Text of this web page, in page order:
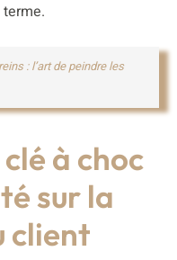
: l’art de peindre les
clé à choc
sur la
client